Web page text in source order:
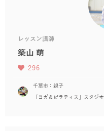
レッスン講師
築山 萌
296
千葉市：親子
「ヨガ＆ピラティス」スタジオ